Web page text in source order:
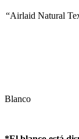
“Airlaid Natural
Blanco